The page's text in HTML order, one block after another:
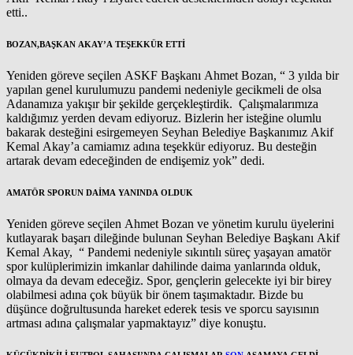
etti..
BOZAN,BAŞKAN AKAY’A TEŞEKKÜR ETTİ
Yeniden göreve seçilen ASKF Başkanı Ahmet Bozan, “ 3 yılda bir
yapılan genel kurulumuzu pandemi nedeniyle gecikmeli de olsa
Adanamıza yakışır bir şekilde gerçekleştirdik. Çalışmalarımıza
kaldığımız yerden devam ediyoruz. Bizlerin her isteğine olumlu
bakarak desteğini esirgemeyen Seyhan Belediye Başkanımız Akif
Kemal Akay’a camiamız adına teşekkür ediyoruz. Bu desteğin
artarak devam edeceğinden de endişemiz yok” dedi.
AMATÖR SPORUN DAİMA YANINDA OLDUK
Yeniden göreve seçilen Ahmet Bozan ve yönetim kurulu üyelerini
kutlayarak başarı dileğinde bulunan Seyhan Belediye Başkanı Akif
Kemal Akay, “ Pandemi nedeniyle sıkıntılı süreç yaşayan amatör
spor kulüplerimizin imkanlar dahilinde daima yanlarında olduk,
olmaya da devam edeceğiz. Spor, gençlerin gelecekte iyi bir birey
olabilmesi adına çok büyük bir önem taşımaktadır. Bizde bu
düşünce doğrultusunda hareket ederek tesis ve sporcu sayısının
artması adına çalışmalar yapmaktayız” diye konuştu.